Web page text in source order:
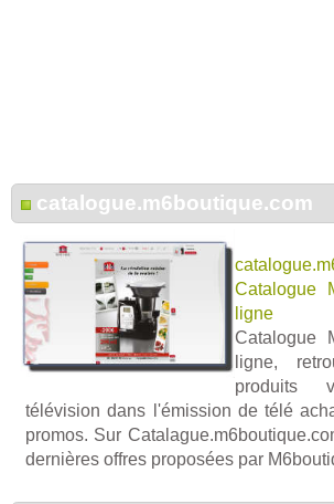
catalogue.m6boutique.com
Catalogue
ligne
Catalogue
ligne,
produits
télévision dans l'émission de télé
promos. Sur
dernières offres proposées par